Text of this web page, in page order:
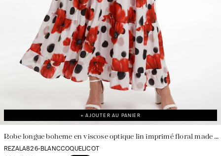
+ AJOUTER AU PANIER
Robe longue boheme en viscose optique lin imprimé floral made in
France
REZALA826-BLANCCOQUELICOT